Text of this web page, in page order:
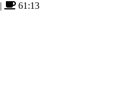
|
61:13